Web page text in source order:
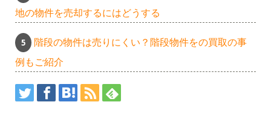
地の物件を売却するにはどうする
階段の物件は売りにくい？階段物件をの買取の事
例もご紹介